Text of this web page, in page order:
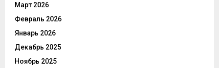
Март 2026
Февраль 2026
Январь 2026
Декабрь 2025
Ноябрь 2025